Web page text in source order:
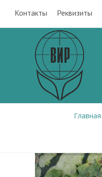
Контакты Реквизиты
Главная